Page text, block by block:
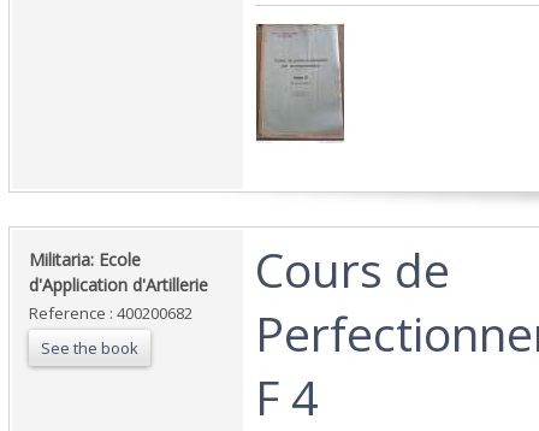
‎Militaria: Ecole
d'Application d'Artillerie‎
Reference : 400200682
See the book
‎Cours de
F 4‎